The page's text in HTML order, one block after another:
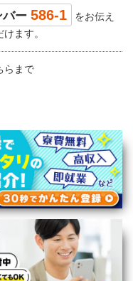
バー 586-1
をお伝え
ます。
らまで